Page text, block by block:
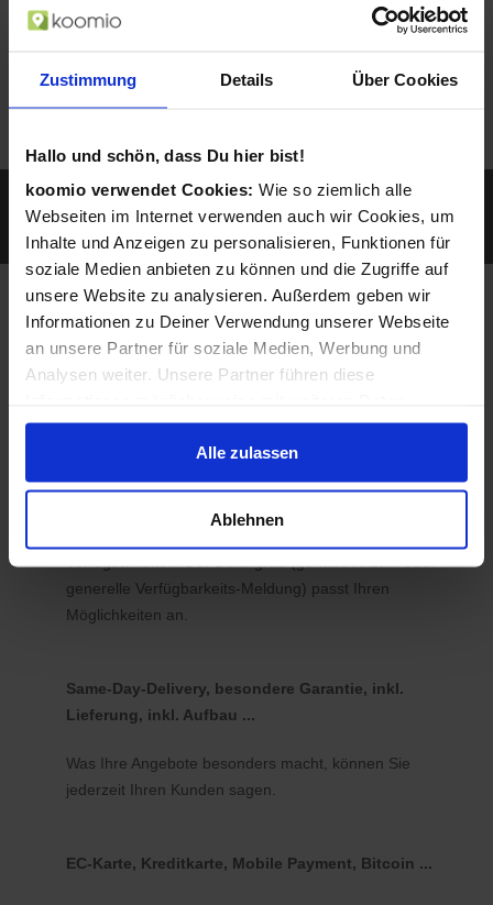
Zustimmung Details Über Cookies
Hallo und schön, dass Du hier bist!
koomio verwendet Cookies: Wie so ziemlich alle
Webseiten im Internet verwenden auch wir Cookies, um
Inhalte und Anzeigen zu personalisieren, Funktionen für
soziale Medien anbieten zu können und die Zugriffe auf
unsere Website zu analysieren. Außerdem geben wir
Informationen zu Deiner Verwendung unserer Webseite
an unsere Partner für soziale Medien, Werbung und
Analysen weiter. Unsere Partner führen diese
zusammen, die Du ihnen bereitgestellt hast oder die sie
im Rahmen Deiner Nutzung der Dienste gesammelt
haben.
Alle zulassen
Ablehnen
Sie werden gefunden, wenn ein Kunde z.B. mit
seinem Smartphone nach Geschäften und
Produkten in der Nähe sucht...
Angepasst auf Ihre
Bedürfnisse und
Verfügbarkeit Ihrer Waren
generelle Verfügbarkeits-Meldung) passt Ihren
Möglichkeiten an.
Same-Day-Delivery, besondere Garantie, inkl.
Lieferung, inkl. Aufbau ...
Was Ihre Angebote besonders macht, können Sie
jederzeit Ihren Kunden sagen.
EC-Karte, Kreditkarte, Mobile Payment, Bitcoin ...